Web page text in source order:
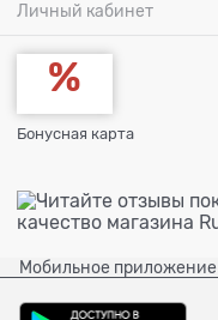
Личный кабинет
Бонусная карта
Мобильное приложение